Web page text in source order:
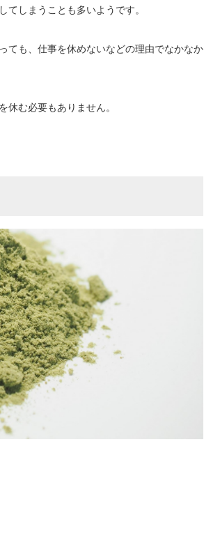
てしまうことも多いようです。
ても、仕事を休めないなどの理由でなかなか
休む必要もありません。